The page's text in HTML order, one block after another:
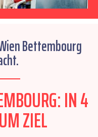
Bettembourg
IN 4
ZIEL